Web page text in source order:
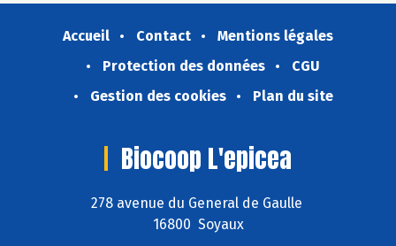
Accueil Contact
Mentions légales
Protection des données
CGU
Gestion des cookies
Plan du site
Biocoop L'epicea
278 avenue du General de Gaulle
16800 Soyaux